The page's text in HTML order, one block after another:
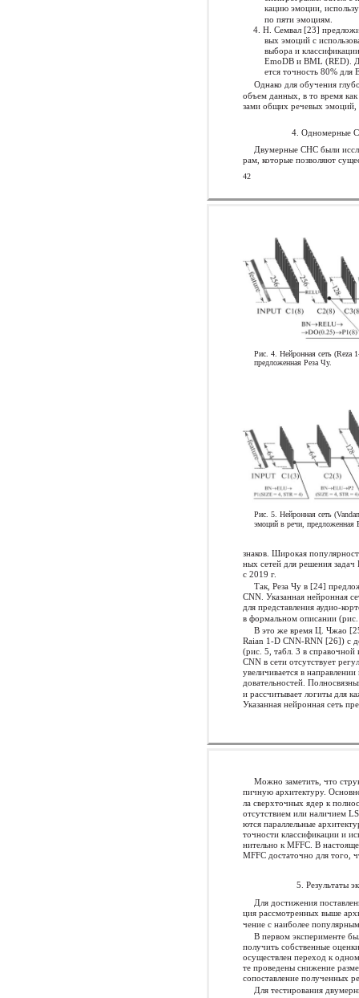
кацию эмоции,
по пяти эмоциям.
4. Н. Семвал [23]
вых эмоций с
выбора и
EmoDB и BML (RED).
ется точность 80% для
Однако для обучения
объем данных, в то время
зами общих речевых эмоций,
4. Одномерные
Двумерные СНС были
рам, которые позволяют
42
Рис. 4. Нейронная сеть (Reza
предложенная Реза Чу.
Рис. 5. Нейронная сеть
эмоций в речи,
знаков. Широкая
ных сетей для решения
с 2019 г.
Так, Реза Чу в [24]
CNN. Указанная нейронная
для представления аудио-
в формальном описании
В это же время Ц. Чжао
Raian 1-D CNN-RNN [26]) с
(рис. 5, табл. 3 в
CNN в сети отсутствует
увеличивается в
довательностей.
и рассчитывает логиты для
Указанная нейронная сеть
Можно заметить, что
пичную архитектуру.
ла сверхточных ядер к
отсутствием или наличием
ются параллельные
точности классификации и
нительно к MFFC. В
MFFC достаточно для того,
5. Результаты
Для достижения
ция рассмотренных выше
чение с наиболее
В первом эксперименте
получить собственные
осуществлен переход к
те проведены снижение
сопоставление полученных
Для тестирования